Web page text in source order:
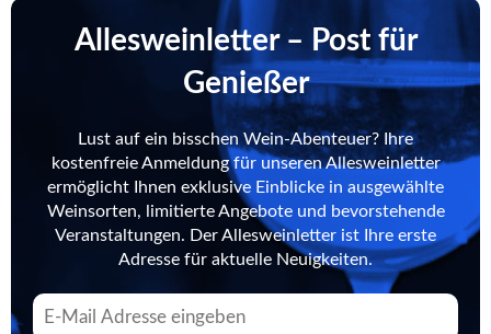
Allesweinletter – Post für
Genießer
Lust auf ein bisschen Wein-Abenteuer? Ihre
kostenfreie Anmeldung für unseren Allesweinletter
ermöglicht Ihnen exklusive Einblicke in ausgewählte
Weinsorten, limitierte Angebote und bevorstehende
Veranstaltungen. Der Allesweinletter ist Ihre erste
Adresse für aktuelle Neuigkeiten.